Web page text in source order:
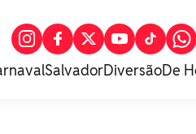
SalvadorDiversãoDe